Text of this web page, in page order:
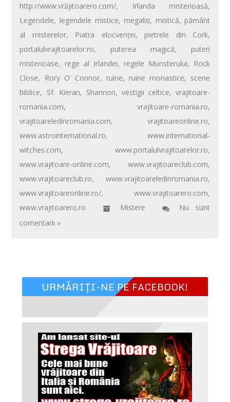
http://www.vrăjitoarero.com/, Irlanda misterioasă,
Legendele, legendele mistice, megaliţi, mistică, pământ
al misterelor, Piatra elocvenţei, pietrele din Cork,
portalulvrajitoarelor.ro, puterea magică, puteri
misterioase, rege al Irlandei, regele Munsterului, Rock
Close, Rory O’ Connor, ruine, ruine monastice, scene
biblice, Sf. Kieran, Shannon,vestigii celtice,vrajitoare-
romania.com,vrajitoare-romania.ro,
vrajitoareledinromania.com,vrajitoareonline.ro,
www.astrointernational.ro,www.international-
witches.com,www.portalulvrajitoarelor.ro,
www.vrajitoare-online.com,www.vrajitoareclub.com,
www.vrajitoareclub.ro,www.vrajitoareledinromania.ro,
www.vrajitoareonline.ro/,www.vrajitoarero.com,
www.vrajitoarero.ro
Mistere
Nu sunt
comentarii »
URMĂRIȚI-NE PE FACEBOOK!